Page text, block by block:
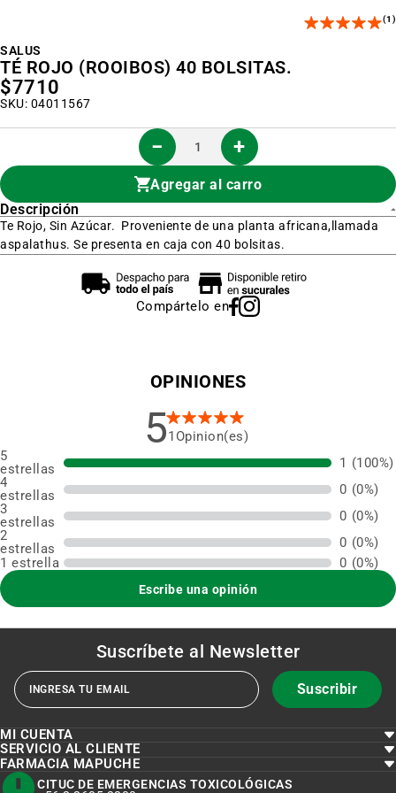
SALUS
(1)
$7710
SKU: 04011567
TÉ ROJO (ROOIBOS) 40 BOLSITAS.
Agregar al carro
Descripción
Te Rojo, Sin Azúcar. Proveniente de una planta africana,llamada
aspalathus. Se presenta en caja con 40 bolsitas.
Compártelo en
la
galería
de
imágenes
OPINIONES
51
5
estrellas
1 (100%)
4
estrellas
0 (0%)
3
estrellas
0 (0%)
2
estrellas
0 (0%)
1 estrella
0 (0%)
Escribe una opinión
Suscríbete al Newsletter
Suscribir
MI CUENTA
SERVICIO AL CLIENTE
FARMACIA MAPUCHE
CITUC DE EMERGENCIAS TOXICOLÓGICAS